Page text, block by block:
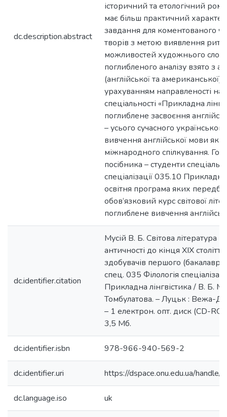
dc.description.abstract
історичний та етологічний
має більш практичний
завдання для коментованого
творів з метою виявлення
можливостей художнього
поглибленого аналізу взято з
(англійської та американської)
урахуванням направленості
спеціальності «Прикладна
поглиблене засвоєння
– усього сучасного
вивчення англійської мови як
міжнародного спілкування.
посібника – студенти
спеціалізації 035.10 Прикладна
освітня програма яких
обов‘язковий курс світової
поглиблене вивчення
dc.identifier.citation
Мусій В. Б. Світова література
античності до кінця ХІХ
здобувачів першого
спец. 035 Філологія
Прикладна лінгвістика / В. Б.
Томбулатова. – Луцьк : Вежа-
– 1 електрон. опт. диск (CD-
3,5 Мб.
dc.identifier.isbn 978-966-940-569-2
dc.identifier.uri https://dspace.onu.edu.ua/
dc.language.iso uk